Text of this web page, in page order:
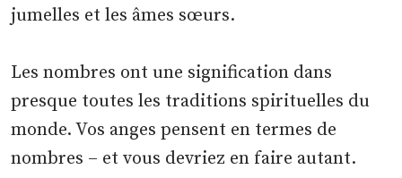
jumelles et les âmes sœurs.
Les nombres ont une signification dans
presque toutes les traditions spirituelles du
monde. Vos anges pensent en termes de
nombres – et vous devriez en faire autant.